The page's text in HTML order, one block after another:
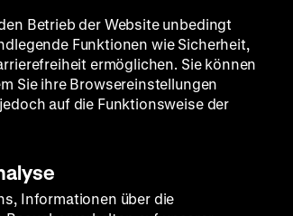
Betrieb der Website unbedingt
Funktionen wie Sicherheit,
ermöglichen. Sie können
Sie ihre Browsereinstellungen
auf die Funktionsweise der
Informationen über die